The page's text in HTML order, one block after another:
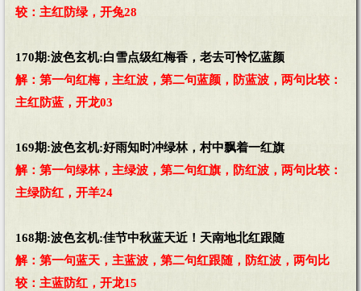
较：主红防绿，开兔28
170期:波色玄机:白雪点级红梅香，老去可怜忆蓝颜
解：第一句红梅，主红波，第二句蓝颜，防蓝波，两句比较：
主红防蓝，开龙03
169期:波色玄机:好雨知时冲绿林，村中飘着一红旗
解：第一句绿林，主绿波，第二句红旗，防红波，两句比较：
主绿防红，开羊24
168期:波色玄机:佳节中秋蓝天近！天南地北红跟随
解：第一句蓝天，主蓝波，第二句红跟随，防红波，两句比
较：主蓝防红，开龙15